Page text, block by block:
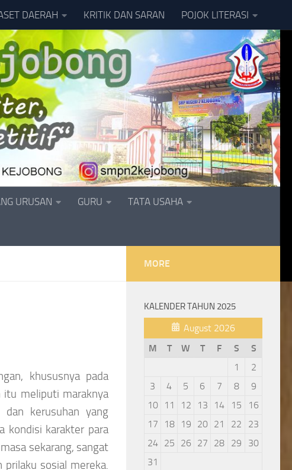
DAERAH KRITIK DAN SARAN POJOK LITERASI
URUSAN GURU TATA USAHA
khususnya pada
itu meliputi maraknya
dan kerusuhan yang
kondisi karakter para
sekarang, sangat
prilaku sosial mereka.
MORE
KALENDER TAHUN 2025
August 2026
M
T W T F S
S
1
2
3
4 5 6 7 8
9
10
11 12 13 14 15
16
17
18 19 20 21 22
23
24
25 26 27 28 29
30
31